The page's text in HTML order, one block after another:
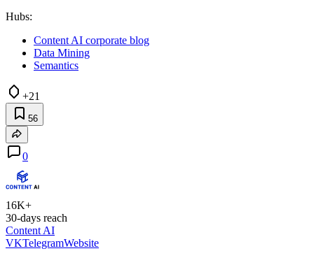
Hubs:
Content AI corporate blog
Data Mining
Semantics
+21
56
0
16K+
30-days reach
Content AI
VKTelegramWebsite